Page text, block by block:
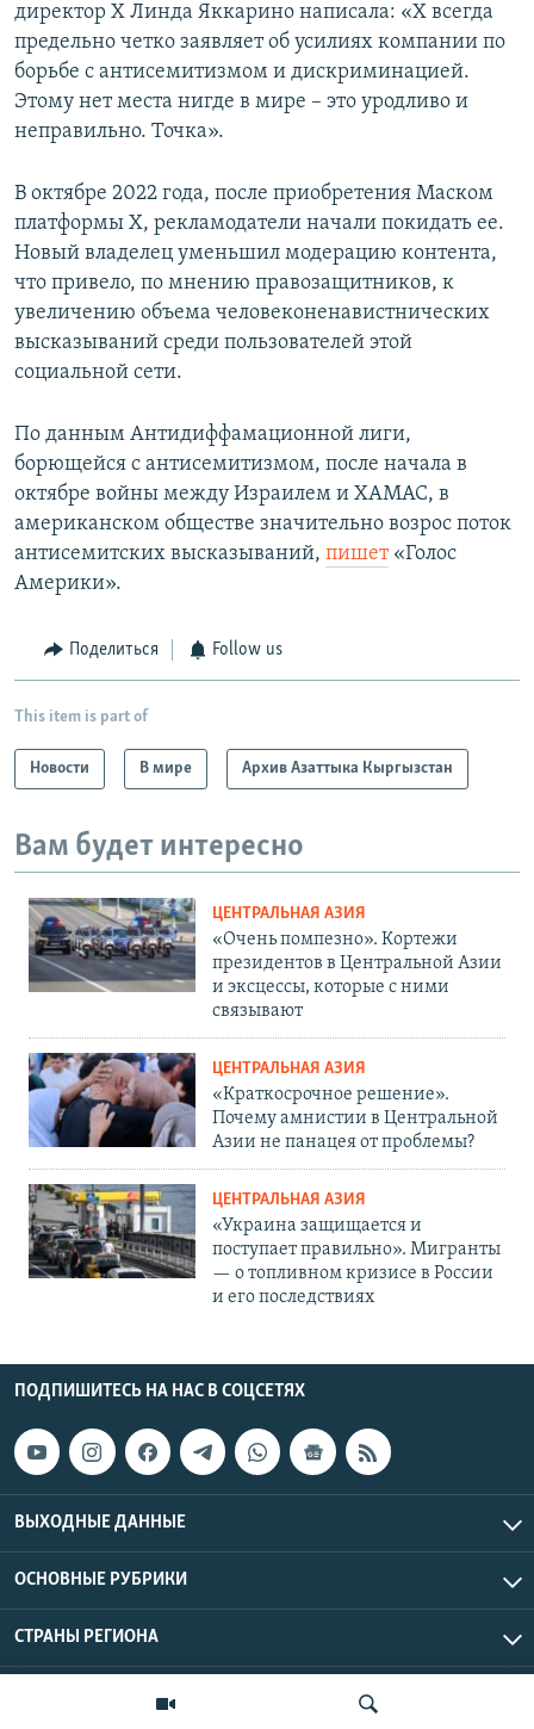
директор X Линда Яккарино написала: «X всегда
предельно четко заявляет об усилиях компании по
борьбе с антисемитизмом и дискриминацией.
Этому нет места нигде в мире – это уродливо и
неправильно. Точка».
В октябре 2022 года, после приобретения Маском
платформы Х, рекламодатели начали покидать ее.
Новый владелец уменьшил модерацию контента,
что привело, по мнению правозащитников, к
увеличению объема человеконенавистнических
высказываний среди пользователей этой
социальной сети.
По данным Антидиффамационной лиги,
борющейся с антисемитизмом, после начала в
октябре войны между Израилем и ХАМАС, в
американском обществе значительно возрос поток
антисемитских высказываний, пишет«Голос
Америки».
Поделиться Follow us
This item is part of
Новости В мире Архив Азаттыка Кыргызстан
Вам будет интересно
ЦЕНТРАЛЬНАЯ АЗИЯ
«Очень помпезно». Кортежи
президентов в Центральной Азии
и эксцессы, которые с ними
связывают
ЦЕНТРАЛЬНАЯ АЗИЯ
«Краткосрочное решение».
Почему амнистии в Центральной
Азии не панацея от проблемы?
ЦЕНТРАЛЬНАЯ АЗИЯ
«Украина защищается и
поступает правильно». Мигранты
— о топливном кризисе в России
и его последствиях
ПОДПИШИТЕСЬ НА НАС В СОЦСЕТЯХ
ВЫХОДНЫЕ ДАННЫЕ
ОСНОВНЫЕ РУБРИКИ
СТРАНЫ РЕГИОНА
Азаттык Азия © 2026 RFE/RL, Inc. | Все права защищены.